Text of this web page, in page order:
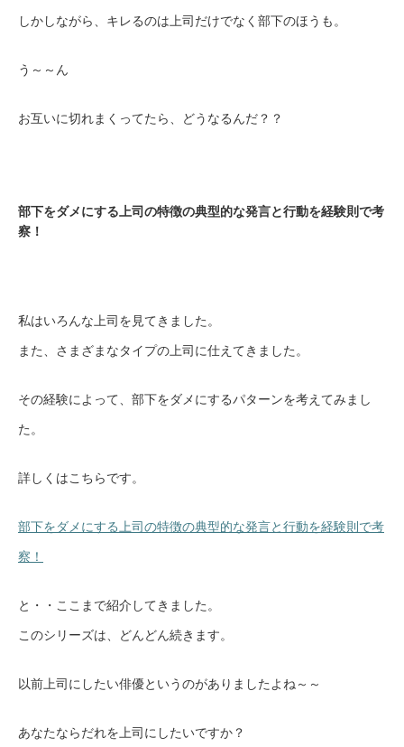
しかしながら、キレるのは上司だけでなく部下のほうも。
う～～ん
お互いに切れまくってたら、どうなるんだ？？
部下をダメにする上司の特徴の典型的な発言と行動を経験則で考
察！
私はいろんな上司を見てきました。
また、さまざまなタイプの上司に仕えてきました。
その経験によって、部下をダメにするパターンを考えてみまし
た。
詳しくはこちらです。
部下をダメにする上司の特徴の典型的な発言と行動を経験則で考
察！
と・・ここまで紹介してきました。
このシリーズは、どんどん続きます。
以前上司にしたい俳優というのがありましたよね～～
あなたならだれを上司にしたいですか？